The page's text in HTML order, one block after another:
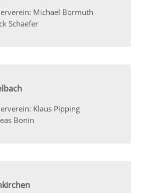
Michael Bormuth
Schaefer
Klaus Pipping
Bonin